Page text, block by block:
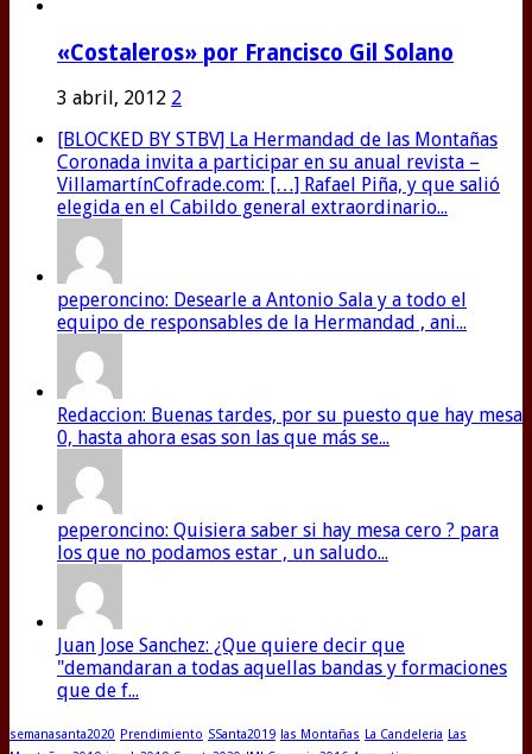
«Costaleros» por Francisco Gil Solano
3 abril, 2012 2
[BLOCKED BY STBV] La Hermandad de las Montañas
Coronada invita a participar en su anual revista –
VillamartínCofrade.com: […] Rafael Piña, y que salió
elegida en el Cabildo general extraordinario...
peperoncino: Desearle a Antonio Sala y a todo el
equipo de responsables de la Hermandad , ani...
Redaccion: Buenas tardes, por su puesto que hay mesa
0, hasta ahora esas son las que más se...
peperoncino: Quisiera saber si hay mesa cero ? para
los que no podamos estar , un saludo...
Juan Jose Sanchez: ¿Que quiere decir que
"demandaran a todas aquellas bandas y formaciones
que de f...
semanasanta2020 Prendimiento SSanta2019 las Montañas La Candeleria Las